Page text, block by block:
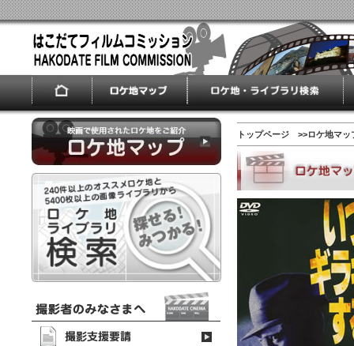
トップページ >>ロケ地マッ